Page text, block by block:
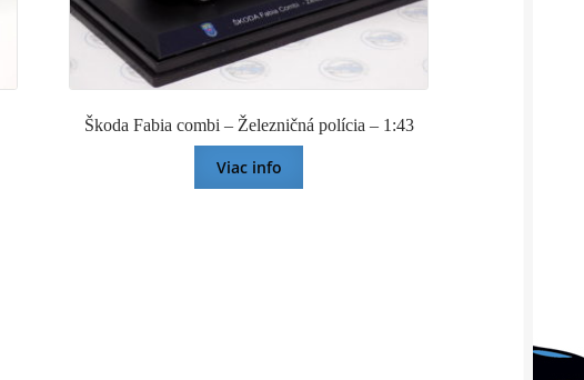
Škoda Fabia combi – Železničná polícia – 1:43
Viac info